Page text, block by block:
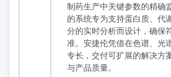
制药生产中关键参数的精确
的系统专为支持蛋白质、代
分的实时分析而设计，确保
准。安捷伦凭借在色谱、光
专长，交付可扩展的解决方
与产品质量。